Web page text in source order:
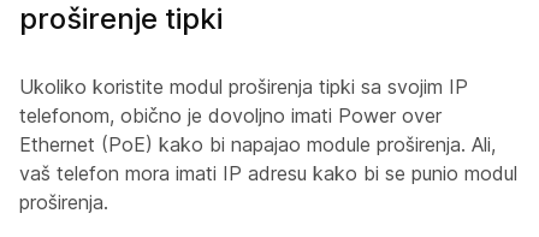
proširenje tipki
Ukoliko koristite modul proširenja tipki sa svojim IP
telefonom, obično je dovoljno imati Power over
Ethernet (PoE) kako bi napajao module proširenja. Ali,
vaš telefon mora imati IP adresu kako bi se punio modul
proširenja.